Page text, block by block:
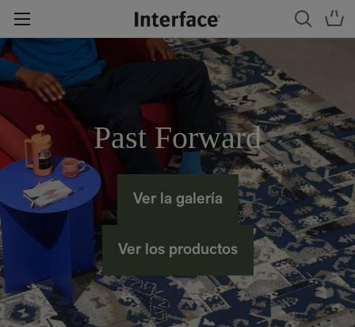
Past Forward
Ver la galería
Ver los productos